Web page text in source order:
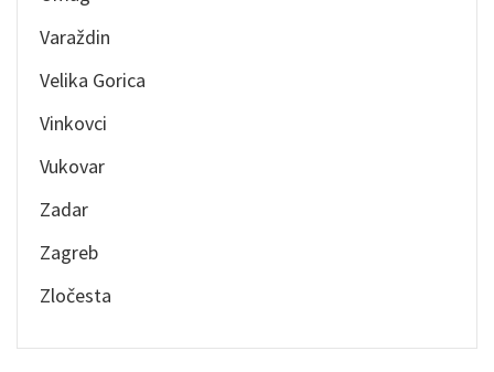
Varaždin
Velika Gorica
Vinkovci
Vukovar
Zadar
Zagreb
Zločesta